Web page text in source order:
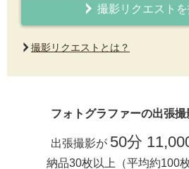
撮影リクエスト
撮影リクエストとは？
フォトグラファーの出張
出張撮影が 50分
納品30枚以上（平均約100